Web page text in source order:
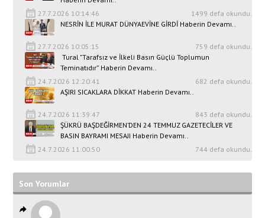
27.7.2026 10:14:46
1499 defa okundu.
NESRİN İLE MURAT DÜNYAEVİNE GİRDİ Haberin Devamı..
27.7.2026 10:05:15
759 defa okundu.
Tural "Tarafsız ve İlkeli Basın Güçlü Toplumun
Teminatıdır” Haberin Devamı..
24.7.2026 12:20:41
682 defa okundu.
AŞIRI SICAKLARA DİKKAT Haberin Devamı..
24.7.2026 11:39:47
843 defa okundu.
ŞÜKRÜ BAŞDEĞİRMEN’DEN 24 TEMMUZ GAZETECİLER VE
BASIN BAYRAMI MESAJI Haberin Devamı..
24.7.2026 11:00:50
744 defa okundu.
Son Yorumlar